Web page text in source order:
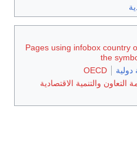
Pages using infobox country
the
OECD